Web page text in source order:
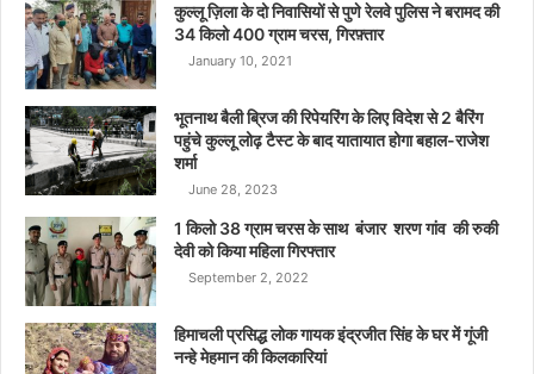
कुल्लू ज़िला के दो निवासियों से पुणे रेलवे पुलिस ने बरामद की
34 किलो 400 ग्राम चरस, गिरफ़्तार
January 10, 2021
भूतनाथ बैली ब्रिज की रिपेयरिंग के लिए विदेश से 2 बैरिंग
पहुंचे कुल्लू लोढ़ टैस्ट के बाद यातायात होगा बहाल-राजेश
शर्मा
June 28, 2023
1 किलो 38 ग्राम चरस के साथ बंजार शरण गांव की रुकी
देवी को किया महिला गिरफ्तार
September 2, 2022
हिमाचली प्रसिद्ध लोक गायक इंद्रजीत सिंह के घर में गूंजी
नन्हे मेहमान की किलकारियां